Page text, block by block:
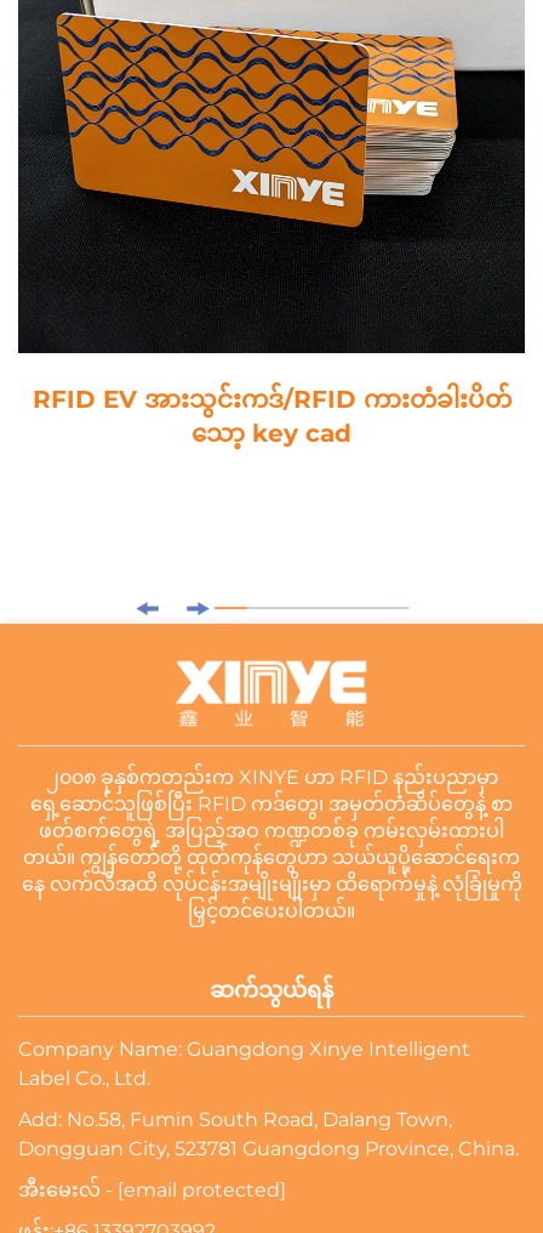
RFID EV အားသွင်းကဒ်/RFID ကားတံခါးပိတ်
သော့ key cad
၂၀၀၈ ခုနှစ်ကတည်းက XINYE ဟာ RFID နည်းပညာမှာ
ရှေ့ဆောင်သူဖြစ်ပြီး RFID ကဒ်တွေ၊ အမှတ်တံဆိပ်တွေနဲ့ စာ
ဖတ်စက်တွေရဲ့ အပြည့်အဝ ကဏ္ဍတစ်ခု ကမ်းလှမ်းထားပါ
တယ်။ ကျွန်တော်တို့ ထုတ်ကုန်တွေဟာ သယ်ယူပို့ဆောင်ရေးက
နေ လက်လီအထိ လုပ်ငန်းအမျိုးမျိုးမှာ ထိရောက်မှုနဲ့ လုံခြုံမှုကို
မြှင့်တင်ပေးပါတယ်။
ဆက်သွယ်ရန်
Company Name: Guangdong Xinye Intelligent
Label Co., Ltd.
Add: No.58, Fumin South Road, Dalang Town,
Dongguan City, 523781 Guangdong Province, China.
အီးမေးလ် - [email protected]